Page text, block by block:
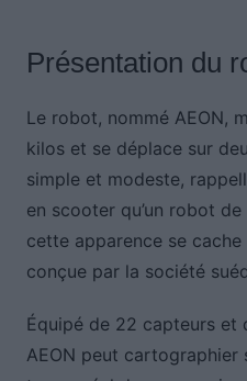
Présentation du
Le robot, nommé AEON,
kilos et se déplace sur
simple et modeste,
en scooter qu’un robot
cette apparence se
conçue par la société
Équipé de 22 capteurs et
AEON peut cartographier